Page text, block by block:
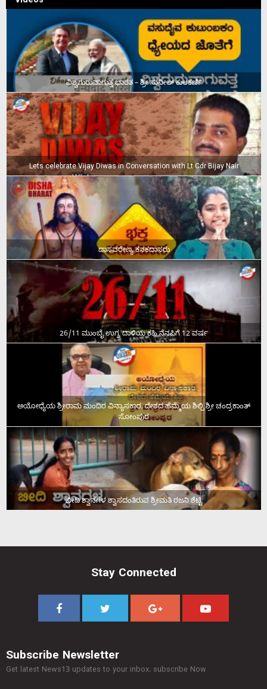
ವಿಶ್ವಗುರುವಾಗುತ್ತ ಭಾರತ – ಶ್ರೀ ಸುನೀಲ್‌ ಕುಲಕರ್ಣಿ
Lets celebrate Vijay Diwas in Conversation with Lt Cdr Bijay Nair
ದಾಸವರೇಣ್ಯ ಕನಕದಾಸರು
26/11 ಮುಂಬೈ ಉಗ್ರ ದಾಳಿಯ ಕಹಿ ನೆನಪಿಗೆ 12 ವರ್ಷ
ಅಯೋಧ್ಯೆಯ ಶ್ರೀರಾಮ ಮಂದಿರ ವಿನ್ಯಾಸಕಾರ, ದೇಶದ ಹೆಮ್ಮೆಯ ಶಿಲ್ಪಿ ಶ್ರೀ ಚಂದ್ರಕಾಂತ್‌
ಸೋಂಪುರ
ಬೀದಿ ಶ್ವಾನಗಳ ಶ್ವಾಸದಂತಿರುವ ಶ್ರೀಮತಿ ರಜನಿ ಶೆಟ್ಟಿ
Stay Connected
Subscribe Newsletter
Get latest News13 updates to your inbox. subscribe Now